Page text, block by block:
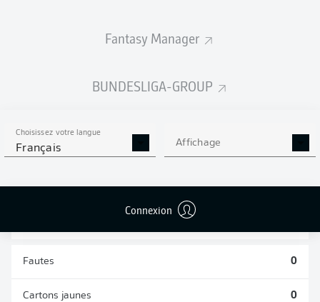
Fantasy Manager
BUNDESLIGA-GROUP
Choisissez votre langue
Français Affichage
Connexion
STATS DE LA SAISON
2026/2027
0 0
Fautes 0
Cartons jaunes 0